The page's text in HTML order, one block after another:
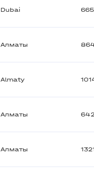
Dubai
Алматы
Almaty
Алматы
Алматы